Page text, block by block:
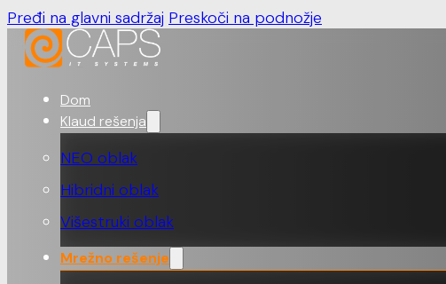
Pređi na glavni sadržaj Preskoči na podnožje
Dom
Klaud rešenja
NEO oblak
Hibridni oblak
Višestruki oblak
Mrežno rešenje